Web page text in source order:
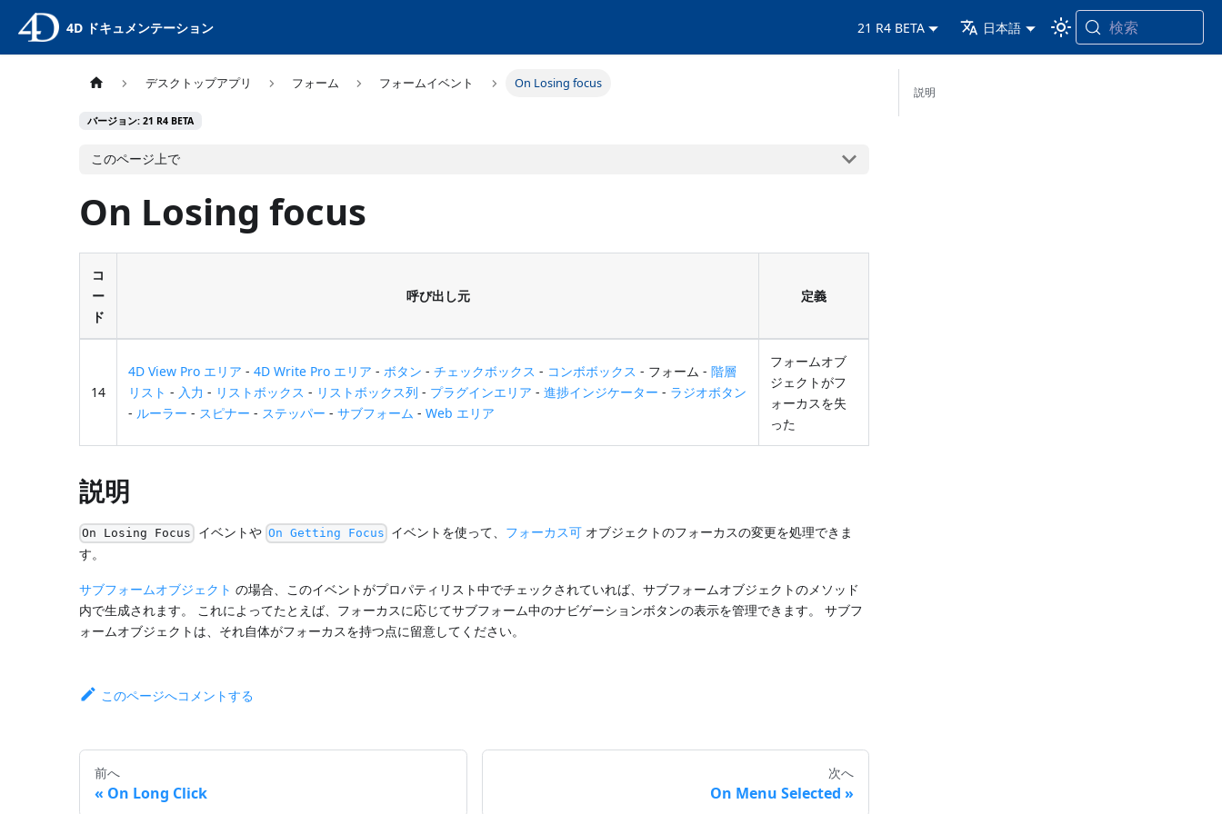
4D ドキュメンテーション 21 R4 BETA 日本語 検索
デスクトップアプリ フォーム フォームイベント On Losing focus
バージョン: 21 R4 BETA
このページ上で
On Losing focus
コ
ー
ド
呼び出し元 定義
14
4D View Pro エリア -4D Write Pro エリア - ボタン -チェックボックス - コンボボックス - フォーム -階層
リスト - 入力 - リストボックス - リストボックス列 - プラグインエリア -進捗インジケーター - ラジオボタン
- ルーラー - スピナー - ステッパー -サブフォーム -Web エリア
フォームオブ
ジェクトがフ
ォーカスを失
った
説明
On Losing Focus イベントや On Getting Focus イベントを使って、 フォーカス可オブジェクトのフォーカスの変更を処理できま
す。
サブフォームオブジェクト の場合、このイベントがプロパティリスト中でチェックされていれば、サブフォームオブジェクトのメソッド
内で生成されます。 これによってたとえば、フォーカスに応じてサブフォーム中のナビゲーションボタンの表示を管理できます。 サブフ
ォームオブジェクトは、それ自体がフォーカスを持つ点に留意してください。
このページへコメントする
前へ
On Long Click
次へ
On Menu Selected
説明